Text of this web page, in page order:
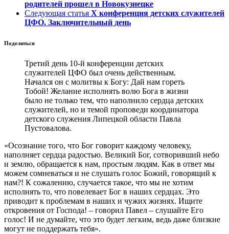
родителей прошел в Новокузнецке
Следующая статья X конференция детских служителей
ЦФО. Заключительный день
Поделиться
Третий день 10-й конференции детских
служителей ЦФО был очень действенным.
Начался он с молитвы к Богу: Дай нам гореть
Тобой! Желание исполнять волю Бога в жизни
было не только тем, что наполнило сердца детских
служителей, но и темой проповеди координатора
детского служения Липецкой области Павла
Пустовалова.
«Осознание того, что Бог говорит каждому человеку,
наполняет сердца радостью. Великий Бог, сотворивший небо
и землю, обращается к нам, простым людям. Как в ответ мы
можем сомневаться и не слушать голос Божий, говорящий к
нам?! К сожалению, случается такое, что мы не хотим
исполнять то, что повелевает Бог в наших сердцах. Это
приводит к проблемам в наших и чужих жизнях. Ищите
откровения от Господа! – говорил Павел – слушайте Его
голос! И не думайте, что это будет легким, ведь даже близкие
могут не поддержать тебя».